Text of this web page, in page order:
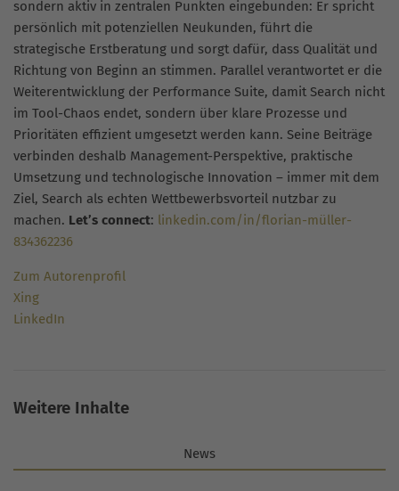
sondern aktiv in zentralen Punkten eingebunden: Er spricht
persönlich mit potenziellen Neukunden, führt die
strategische Erstberatung und sorgt dafür, dass Qualität und
Richtung von Beginn an stimmen. Parallel verantwortet er die
Weiterentwicklung der Performance Suite, damit Search nicht
im Tool-Chaos endet, sondern über klare Prozesse und
Prioritäten effizient umgesetzt werden kann. Seine Beiträge
verbinden deshalb Management-Perspektive, praktische
Umsetzung und technologische Innovation – immer mit dem
Ziel, Search als echten Wettbewerbsvorteil nutzbar zu
machen. Let’s connect: linkedin.com/in/florian-müller-
834362236
Zum Autorenprofil
Xing
LinkedIn
Weitere Inhalte
News